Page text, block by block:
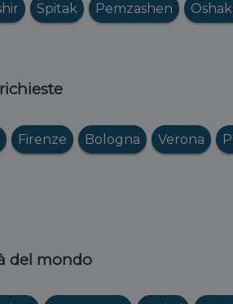
Spitak Pemzashen
Firenze Bologna Verona
del mondo